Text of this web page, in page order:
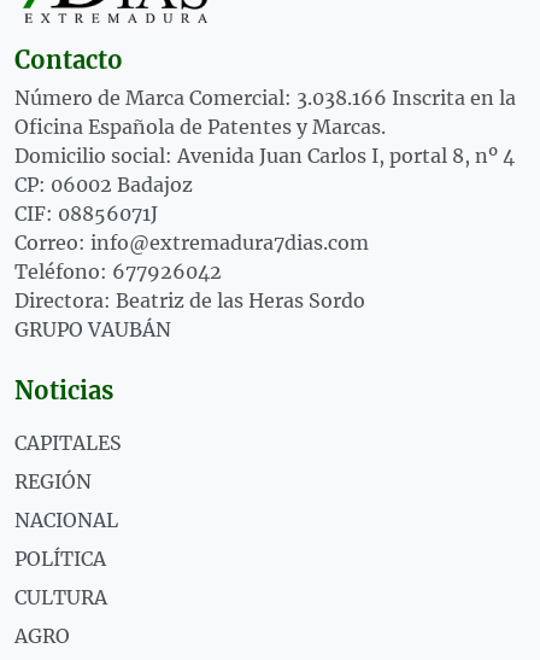
Contacto
Número de Marca Comercial: 3.038.166 Inscrita en la
Oficina Española de Patentes y Marcas.
Domicilio social: Avenida Juan Carlos I, portal 8, nº 4
CP: 06002 Badajoz
CIF: 08856071J
Correo: info@extremadura7dias.com
Teléfono: 677926042
Directora: Beatriz de las Heras Sordo
GRUPO VAUBÁN
Noticias
CAPITALES
REGIÓN
NACIONAL
POLÍTICA
CULTURA
AGRO